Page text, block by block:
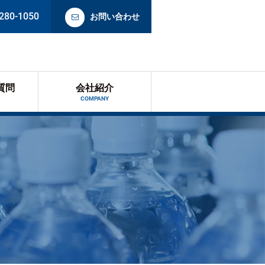
1050 お問い合わせ
問 会社紹介
COMPANY